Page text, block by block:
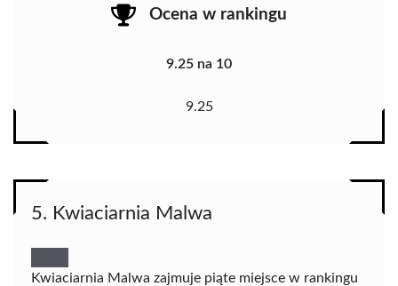
Ocena w rankingu
9.25 na 10
9.25
5. Kwiaciarnia Malwa
Kwiaciarnia Malwa zajmuje piąte miejsce w rankingu